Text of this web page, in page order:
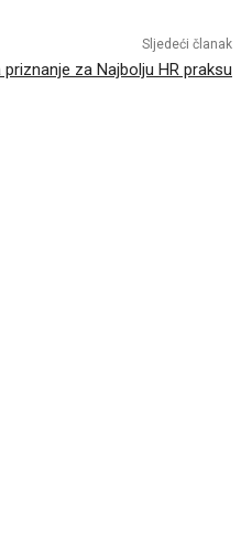
Sljedeći članak
priznanje za Najbolju HR praksu